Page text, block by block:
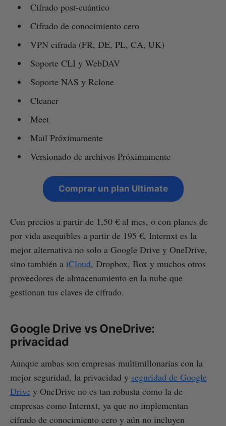
Cifrado post-cuántico
Cifrado de conocimiento cero
VPN cifrada (FR, DE, PL, CA, UK)
Soporte CLI y WebDAV
Soporte NAS y Rclone
Cleaner
Meet
Mail Próximamente
Versionado de archivos Próximamente
Comprar un plan Ultimate
Con precios a partir de 1,50 € al mes, o con planes de
por vida asequibles a partir de 195 €, Internxt es la
mejor alternativa no solo a Google Drive y OneDrive,
sino también a iCloud, Dropbox, Box y muchos otros
proveedores de almacenamiento en la nube que
gestionan tus claves de cifrado.
Google Drive vs OneDrive:
privacidad
Aunque ambas son empresas multimillonarias con la
mejor seguridad, la privacidad y seguridad de Google
Drive y OneDrive no es tan robusta como la de
empresas como Internxt, ya que no implementan
cifrado de conocimiento cero y aún no incluyen